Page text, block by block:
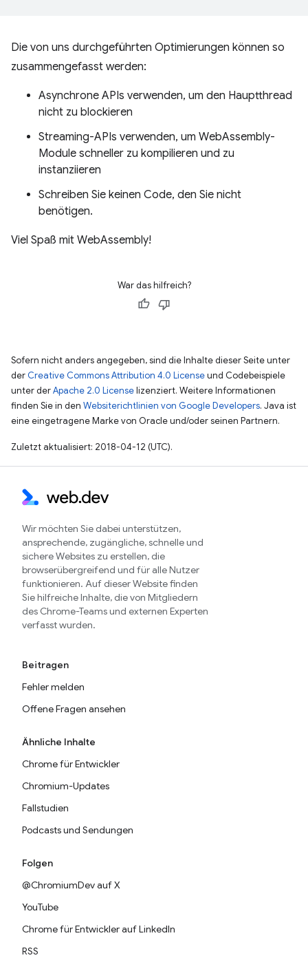
Die von uns durchgeführten Optimierungen können so
zusammengefasst werden:
Asynchrone APIs verwenden, um den Hauptthread
nicht zu blockieren
Streaming-APIs verwenden, um WebAssembly-
Module schneller zu kompilieren und zu
instanziieren
Schreiben Sie keinen Code, den Sie nicht
benötigen.
Viel Spaß mit WebAssembly!
War das hilfreich?
Sofern nicht anders angegeben, sind die Inhalte dieser Seite unter
der Creative Commons Attribution 4.0 Licenseund Codebeispiele
unter derApache 2.0 Licenselizenziert. Weitere Informationen
finden Sie in den Websiterichtlinien von Google Developers. Java ist
eine eingetragene Marke von Oracle und/oder seinen Partnern.
Zuletzt aktualisiert: 2018-04-12 (UTC).
Wir möchten Sie dabei unterstützen,
ansprechende, zugängliche, schnelle und
sichere Websites zu erstellen, die
browserübergreifend und für alle Nutzer
funktionieren. Auf dieser Website finden
Sie hilfreiche Inhalte, die von Mitgliedern
des Chrome-Teams und externen Experten
verfasst wurden.
Beitragen
Fehler melden
Offene Fragen ansehen
Ähnliche Inhalte
Chrome für Entwickler
Chromium-Updates
Fallstudien
Podcasts und Sendungen
Folgen
@ChromiumDev auf X
YouTube
Chrome für Entwickler auf LinkedIn
RSS